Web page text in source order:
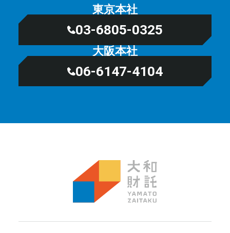
東京本社
03-6805-0325
大阪本社
06-6147-4104